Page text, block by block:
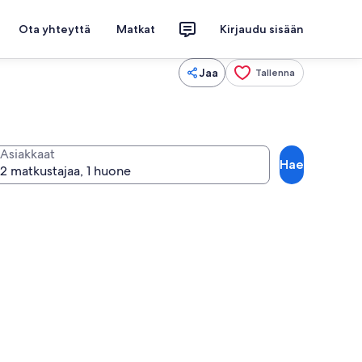
Ota yhteyttä Matkat Kirjaudu sisään
Jaa Tallenna
Asiakkaat
Hae